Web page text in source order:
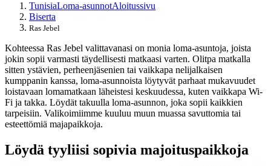
TunisiaLoma-asunnotAloitussivu
Biserta
Ras Jebel
Kohteessa Ras Jebel valittavanasi on monia loma-asuntoja, joista
jokin sopii varmasti täydellisesti matkaasi varten. Olitpa matkalla
sitten ystävien, perheenjäsenien tai vaikkapa nelijalkaisen
kumppanin kanssa, loma-asunnoista löytyvät parhaat mukavuudet
loistavaan lomamatkaan läheistesi keskuudessa, kuten vaikkapa Wi-
Fi ja takka. Löydät takuulla loma-asunnon, joka sopii kaikkien
tarpeisiin. Valikoimiimme kuuluu muun muassa savuttomia tai
esteettömiä majapaikkoja.
Löydä tyyliisi sopivia majoituspaikkoja